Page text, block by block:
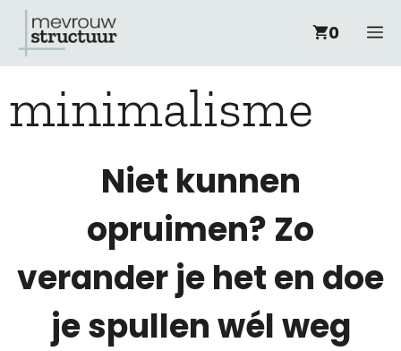
naar
inhoud
0
minimalisme
Niet kunnen
opruimen? Zo
verander je het en doe
je spullen wél weg